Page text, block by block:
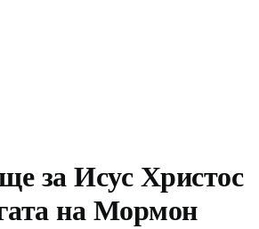
за Исус Христос
на Мормон